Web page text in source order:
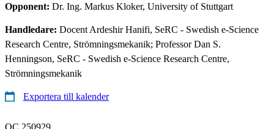
Opponent: Dr. Ing. Markus Kloker, University of Stuttgart
Handledare: Docent Ardeshir Hanifi, SeRC - Swedish e-Science
Research Centre, Strömningsmekanik; Professor Dan S.
Henningson, SeRC - Swedish e-Science Research Centre,
Strömningsmekanik
Exportera till kalender
QC 250929